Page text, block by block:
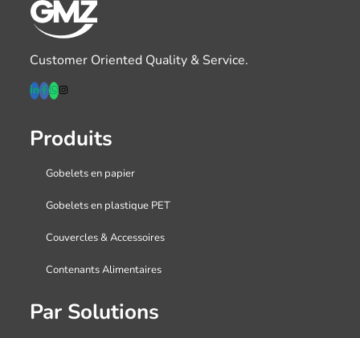
Customer Oriented Quality & Service.
Produits
Gobelets en papier
Gobelets en plastique PET
Couvercles & Accessoires
Contenants Alimentaires
Par Solutions